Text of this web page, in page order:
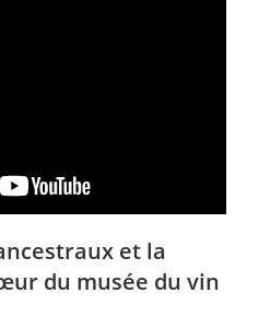
et la
du musée du vin